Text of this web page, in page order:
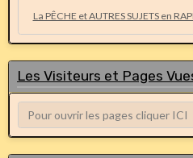
La PÊCHE et AUTRES SUJETS en
Les Visiteurs et Pages